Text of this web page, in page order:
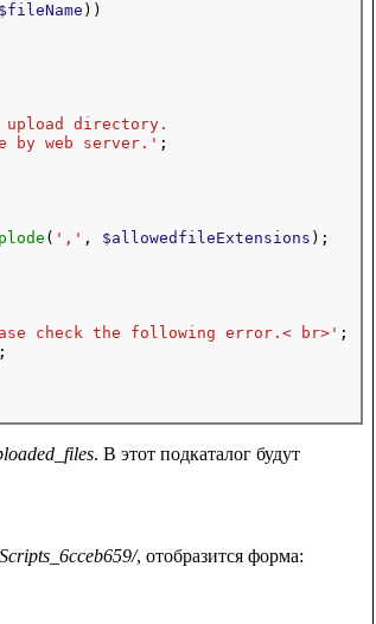
$fileName ))
upload directory.
by web server.'
;
( ',' , $allowedfileExtensions );
check the following error.< br>' ;
. В этот подкаталог будут
, отобразится форма: